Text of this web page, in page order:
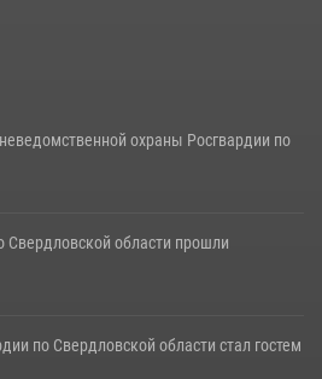
охраны Росгвардии по
Свердловской области прошли
по Свердловской области стал гостем